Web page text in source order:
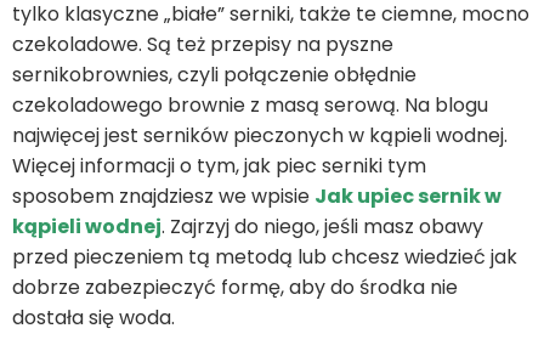
tylko klasyczne „białe” serniki, także te ciemne, mocno
czekoladowe. Są też przepisy na pyszne
sernikobrownies, czyli połączenie obłędnie
czekoladowego brownie z masą serową. Na blogu
najwięcej jest serników pieczonych w kąpieli wodnej.
Więcej informacji o tym, jak piec serniki tym
sposobem znajdziesz we wpisie Jak upiec sernik w
kąpieli wodnej. Zajrzyj do niego, jeśli masz obawy
przed pieczeniem tą metodą lub chcesz wiedzieć jak
dobrze zabezpieczyć formę, aby do środka nie
dostała się woda.